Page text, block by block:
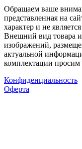
Обращаем ваше
представленная на
характер и не
Внешний вид товара и
изображений,
актуальной
комплектации
Конфиденциальность
Оферта